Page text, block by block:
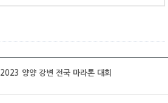
2023 양양 강변 전국 마라톤 대회